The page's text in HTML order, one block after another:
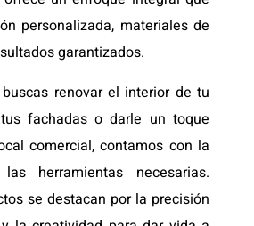
personalizada, materiales de
garantizados.
renovar el interior de tu
fachadas o darle un toque
comercial, contamos con la
herramientas necesarias.
se destacan por la precisión